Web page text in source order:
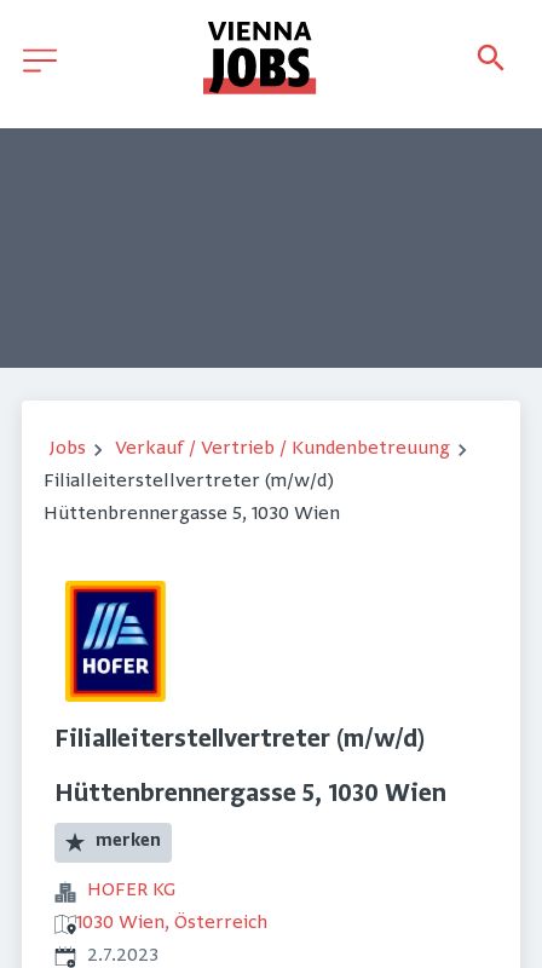
Jobs
Verkauf / Vertrieb / Kundenbetreuung
Filialleiterstellvertreter (m/w/d)
Hüttenbrennergasse 5, 1030 Wien
Filialleiterstellvertreter (m/w/d)
Hüttenbrennergasse 5, 1030 Wien
merken
HOFER KG
1030 Wien, Österreich
Veröffentlicht
2.7.2023